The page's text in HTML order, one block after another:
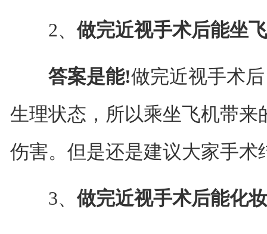
2、做完近视手术后能坐
答案是能!做完近视手术
生理状态，所以乘坐飞机带
伤害。但是还是建议大家手
3、做完近视手术后能化